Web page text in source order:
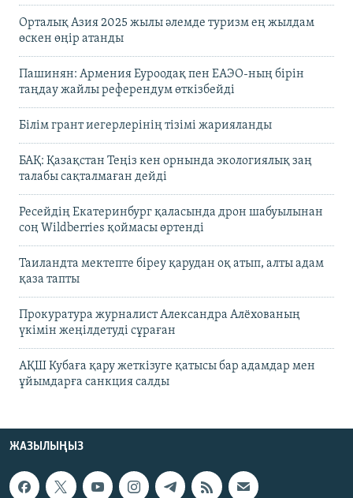
Орталық Азия 2025 жылы әлемде туризм ең жылдам
өскен өңір атанды
Пашинян: Армения Еуроодақ пен ЕАЭО-ның бірін
таңдау жайлы референдум өткізбейді
Білім грант иегерлерінің тізімі жарияланды
БАҚ: Қазақстан Теңіз кен орнында экологиялық заң
талабы сақталмаған дейді
Ресейдің Екатеринбург қаласында дрон шабуылынан
соң Wildberries қоймасы өртенді
Таиландта мектепте біреу қарудан оқ атып, алты адам
қаза тапты
Прокуратура журналист Александра Алёхованың
үкімін жеңілдетуді сұраған
АҚШ Кубаға қару жеткізуге қатысы бар адамдар мен
ұйымдарға санкция салды
ЖАЗЫЛЫҢЫЗ